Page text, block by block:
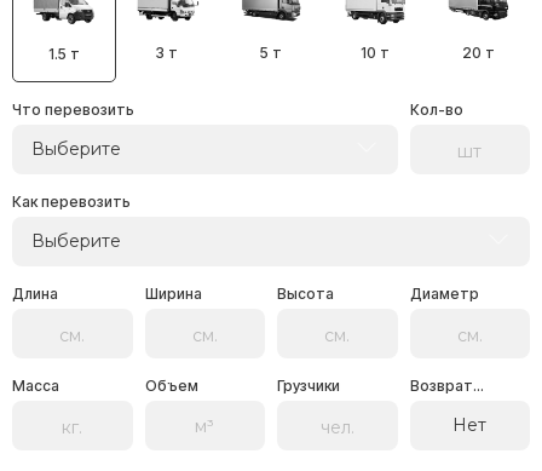
1.5 т 3 т 5 т 10 т 20 т
Что перевозить
Выберите
Кол-во
Как перевозить
Выберите
Длина Ширина Высота Диаметр
Масса Объем Грузчики Возврат...
Нет